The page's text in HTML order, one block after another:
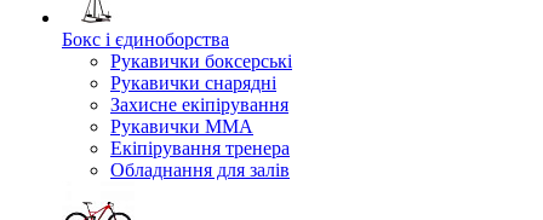
Бокс і єдиноборства
Рукавички боксерські
Рукавички снарядні
Захисне екіпірування
Рукавички ММА
Екіпірування тренера
Обладнання для залів